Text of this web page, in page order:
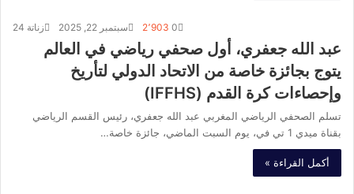
زناتة 24 سبتمبر 22, 2025 0
عبد الله جعفري، أول صحفي رياضي في العالم
يتوج بجائزة خاصة من الاتحاد الدولي لتأريخ
وإحصاءات كرة القدم (IFFHS)
تسلم الصحفي الرياضي المغربي عبد الله جعفري، رئيس القسم الرياضي
بقناة ميدي 1 تي في، يوم السبت الماضي، جائزة خاصة…
أكمل القراءة »